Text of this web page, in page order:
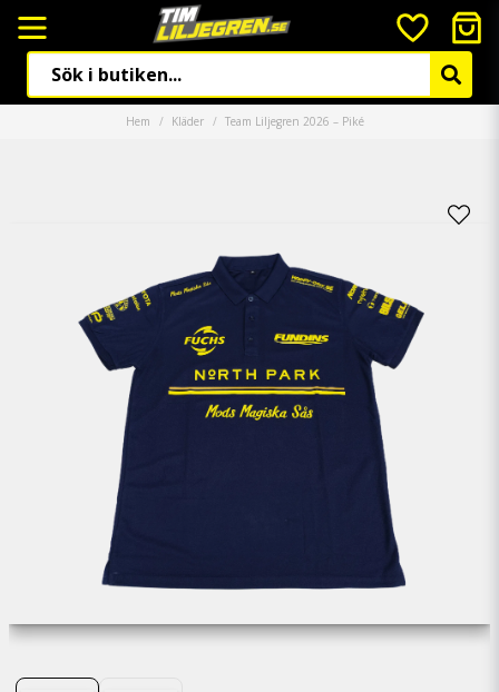
Hem Kläder Team Liljegren 2026 – Piké